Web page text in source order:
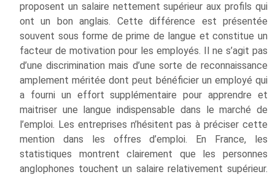
proposent un salaire nettement supérieur aux profils qui
ont un bon anglais. Cette différence est présentée
souvent sous forme de prime de langue et constitue un
facteur de motivation pour les employés. Il ne s’agit pas
d’une discrimination mais d’une sorte de reconnaissance
amplement méritée dont peut bénéficier un employé qui
a fourni un effort supplémentaire pour apprendre et
maitriser une langue indispensable dans le marché de
l’emploi. Les entreprises n’hésitent pas à préciser cette
mention dans les offres d’emploi. En France, les
statistiques montrent clairement que les personnes
anglophones touchent un salaire relativement supérieur.